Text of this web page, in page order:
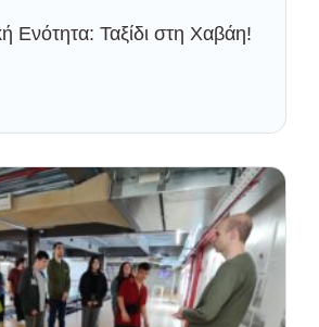
Ενότητα: Ταξίδι στη Χαβάη!